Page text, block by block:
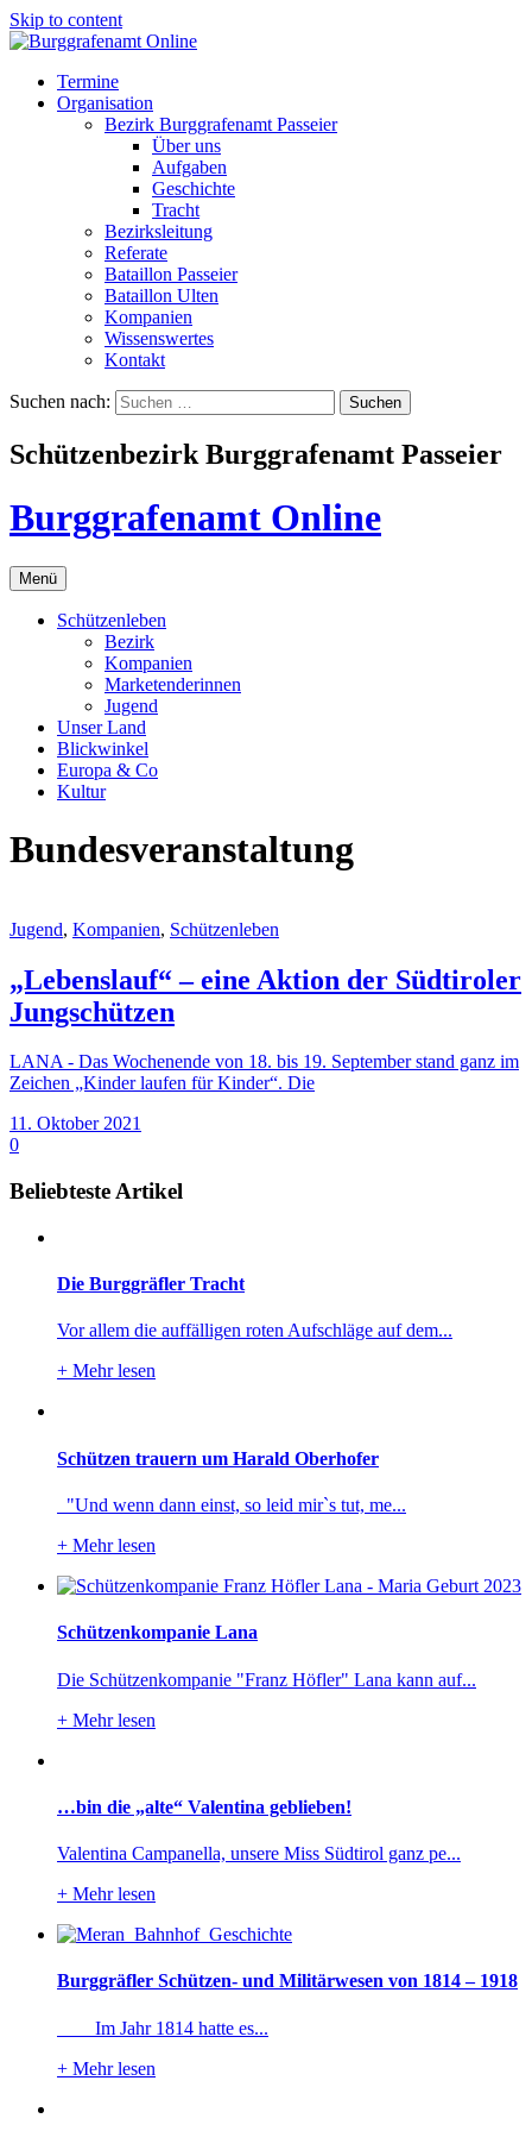
Skip to content
Termine
Organisation
Bezirk Burggrafenamt Passeier
Über uns
Aufgaben
Geschichte
Tracht
Bezirksleitung
Referate
Bataillon Passeier
Bataillon Ulten
Kompanien
Wissenswertes
Kontakt
Suchen nach:
Schützenbezirk Burggrafenamt Passeier
Burggrafenamt Online
Menü
Schützenleben
Bezirk
Kompanien
Marketenderinnen
Jugend
Unser Land
Blickwinkel
Europa & Co
Kultur
Bundesveranstaltung
Jugend, Kompanien, Schützenleben
„Lebenslauf“ – eine Aktion der Südtiroler
Jungschützen
LANA - Das Wochenende von 18. bis 19. September stand ganz im
Zeichen „Kinder laufen für Kinder“. Die
11. Oktober 2021
0
Beliebteste Artikel
Die Burggräfler Tracht
Vor allem die auffälligen roten Aufschläge auf dem...
+ Mehr lesen
Schützen trauern um Harald Oberhofer
"Und wenn dann einst, so leid mir`s tut, me...
+ Mehr lesen
Schützenkompanie Lana
Die Schützenkompanie "Franz Höfler" Lana kann auf...
+ Mehr lesen
…bin die „alte“ Valentina geblieben!
Valentina Campanella, unsere Miss Südtirol ganz pe...
+ Mehr lesen
Burggräfler Schützen- und Militärwesen von 1814 – 1918
Im Jahr 1814 hatte es...
+ Mehr lesen